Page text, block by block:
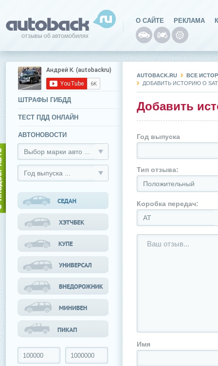
О САЙТЕ РЕКЛАМА
ШТРАФЫ ГИБДД
ТЕСТ ПДД ОНЛАЙН
АВТОНОВОСТИ
Выбор марки авто ...
Год выпуска ...
AUTOBACK.RU
ВСЕ
ДОБАВИТЬ ИСТОРИЮ О
Добавить
Год выпуска
Тип отзыва:
Положительный
Коробка передач:
АТ
Имя